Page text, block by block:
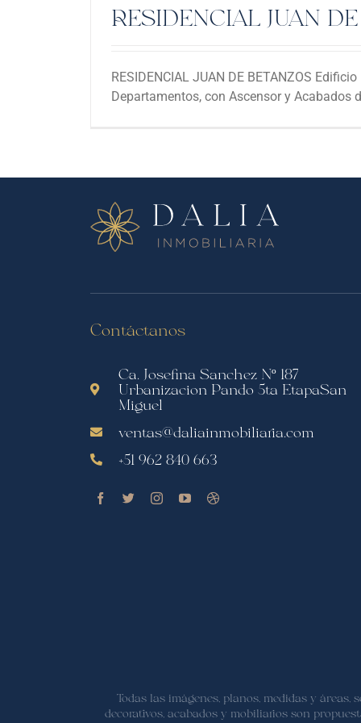
RESIDENCIAL JUAN
RESIDENCIAL JUAN DE BETANZOS
Departamentos, con Ascensor y Acabados
Contáctanos
Ca. Josefina Sanchez Nº 187
Urbanizacion Pando 5ta EtapaSan
Miguel
ventas@daliainmobiliaria.com
+51 962 840 663
Todas las imágenes, planos, medidas y
decorativos, acabados y mobiliarios son